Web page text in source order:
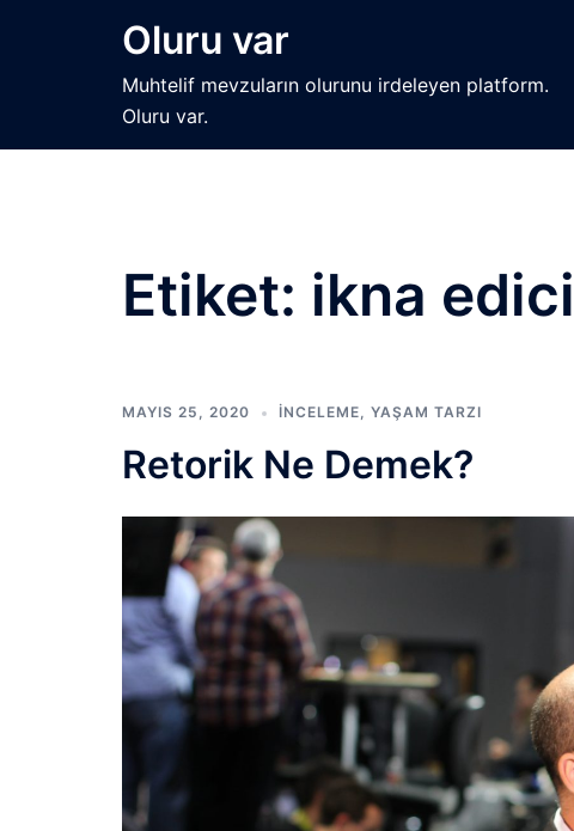
Oluru var
Muhtelif mevzuların olurunu irdeleyen platform.
Oluru var.
Etiket: ikna
MAYIS 25, 2020 İNCELEME, YAŞAM TARZI
Retorik Ne Demek?